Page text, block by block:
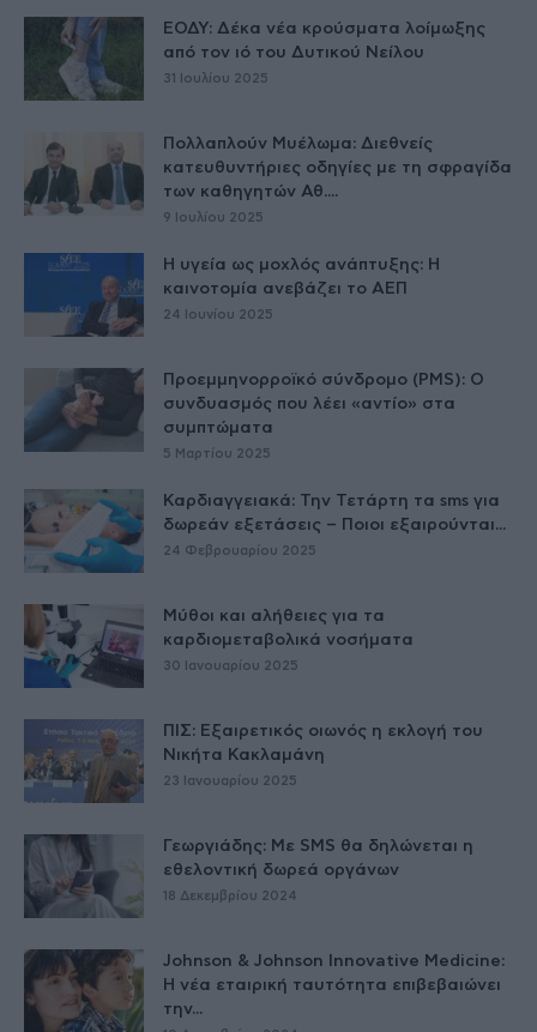
ΕΟΔΥ: Δέκα νέα κρούσματα λοίμωξης
από τον ιό του Δυτικού Νείλου
31 Ιουλίου 2025
Πολλαπλούν Μυέλωμα: Διεθνείς
κατευθυντήριες οδηγίες με τη σφραγίδα
των καθηγητών Αθ....
9 Ιουλίου 2025
Η υγεία ως μοχλός ανάπτυξης: Η
καινοτομία ανεβάζει το ΑΕΠ
24 Ιουνίου 2025
Προεμμηνορροϊκό σύνδρομο (PMS): Ο
συνδυασμός που λέει «αντίο» στα
συμπτώματα
5 Μαρτίου 2025
Καρδιαγγειακά: Την Τετάρτη τα sms για
δωρεάν εξετάσεις – Ποιοι εξαιρούνται...
24 Φεβρουαρίου 2025
Μύθοι και αλήθειες για τα
καρδιομεταβολικά νοσήματα
30 Ιανουαρίου 2025
ΠΙΣ: Εξαιρετικός οιωνός η εκλογή του
Νικήτα Κακλαμάνη
23 Ιανουαρίου 2025
Γεωργιάδης: Με SMS θα δηλώνεται η
εθελοντική δωρεά οργάνων
18 Δεκεμβρίου 2024
Johnson & Johnson Innovative Medicine:
Η νέα εταιρική ταυτότητα επιβεβαιώνει
την...